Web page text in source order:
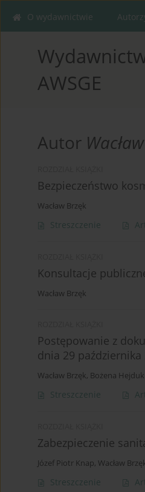
O wydawnictwie
AWSGE
Autor
Bezpieczeństwo
Wacław Brzęk
Streszczenie
Konsultacje
Wacław Brzęk
Postępowanie z
dnia 29
Wacław Brzęk, Bożena Hejduk
Streszczenie
Zabezpieczenie
Józef Piotr Knap, Wacław
Streszczenie